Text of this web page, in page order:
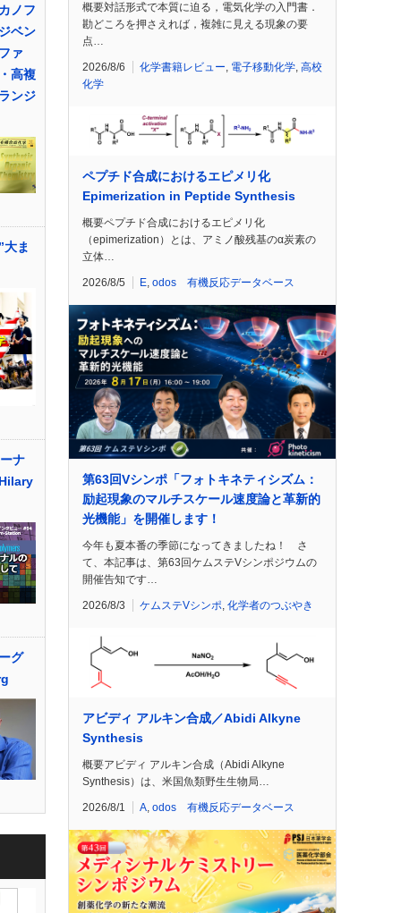
ノフ
ベン
ァ
高複
ンジ
ま
ナ
グ
概要対話形式で本質に迫る，電気化学の入門書．
勘どころを押さえれば，複雑に見える現象の要
点…
2026/8/6 化学書籍レビュー, 電子移動化学, 高校
化学
ペプチド合成におけるエピメリ化
Epimerization in Peptide Synthesis
概要ペプチド合成におけるエピメリ化
（epimerization）とは、アミノ酸残基のα炭素の
立体…
2026/8/5 E, odos 有機反応データベース
第63回Vシンポ「フォトキネティシズム：
励起現象のマルチスケール速度論と革新的
光機能」を開催します！
今年も夏本番の季節になってきましたね！ さ
て、本記事は、第63回ケムステVシンポジウムの
開催告知です…
2026/8/3 ケムステVシンポ 化学者のつぶやき
アビディ アルキン合成／Abidi Alkyne
Synthesis
概要アビディ アルキン合成（Abidi Alkyne
Synthesis）は、米国魚類野生生物局…
2026/8/1 A odos 有機反応データベース